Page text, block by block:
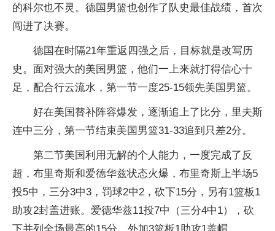
的科尔也不灵。德国男篮也创作了队史最佳战绩，首次
闯进了决赛。
德国在时隔21年重返四强之后，目标就是改写历
史。面对强大的美国男篮，他们一上来就打得信心十
足，配合行云流水，第一节一度25-15领先美国男篮。
好在美国替补阵容爆发，逐渐追上了比分，里夫斯
连中三分，第一节结束美国男篮31-33追到只差2分。
第二节美国利用无解的个人能力，一度完成了反
超，布里奇斯和爱德华兹状态火爆，布里奇斯上半场5
投5中，三分3中3，罚球2中2，砍下15分，另有1篮板1
助攻2封盖进账。爱德华兹11投7中（三分4中1），砍